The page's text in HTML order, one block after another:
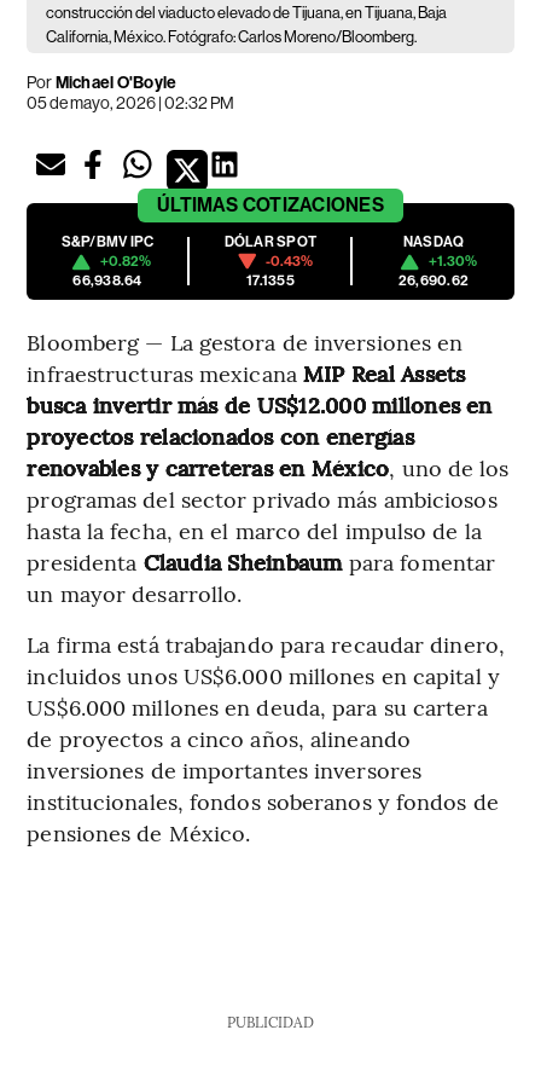
construcción del viaducto elevado de Tijuana, en Tijuana, Baja
California, México. Fotógrafo: Carlos Moreno/Bloomberg.
PorMichael O'Boyle
05 de mayo, 2026 | 02:32 PM
ÚLTIMAS COTIZACIONES
S&P/BMV IPC
+0.82%
66,938.64
DÓLAR SPOT
-0.43%
17.1355
NASDAQ
+1.30%
26,690.62
Bloomberg — La gestora de inversiones en
infraestructuras mexicana MIP Real Assets
busca invertir más de US$12.000 millones en
proyectos relacionados con energías
renovables y carreteras en México, uno de los
programas del sector privado más ambiciosos
hasta la fecha, en el marco del impulso de la
presidenta Claudia Sheinbaum para fomentar
un mayor desarrollo.
La firma está trabajando para recaudar dinero,
incluidos unos US$6.000 millones en capital y
US$6.000 millones en deuda, para su cartera
de proyectos a cinco años, alineando
inversiones de importantes inversores
institucionales, fondos soberanos y fondos de
pensiones de México.
PUBLICIDAD